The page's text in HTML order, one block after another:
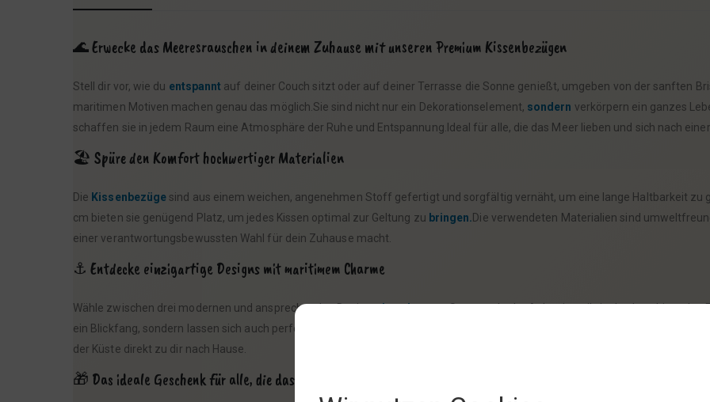
🌊 Erwecke das Meeresrauschen in deinem Zuhause mit unseren Premium Kissenbezügen
Stell dir vor, wie du entspannt auf deiner Couch sitzt oder auf deiner Terrasse die Sonne genießt, umgeben von der sanften
maritimen Motiven machen genau das möglich.Sie sind nicht nur ein Dekorationselement, sondern verkörpern ein ganzes
schaffen sie in jedem Raum eine Atmosphäre der Ruhe und Entspannung.Ideal für alle, die das Meer lieben und sich nach
🏖️ Spüre den Komfort hochwertiger Materialien
Die Kissenbezüge sind aus einem weichen, angenehmen Stoff gefertigt und sorgfältig vernäht, um eine lange Haltbarkeit zu
cm bieten sie genügend Platz, um jedes Kissen optimal zur Geltung zu bringen.Die verwendeten Materialien sind
einer verantwortungsbewussten Wahl für dein Zuhause macht.
⚓ Entdecke einzigartige Designs mit maritimem Charme
Wähle zwischen drei modernen und ansprechenden Designs:Leuchtturm,Steuerrad oder Anker, jeweils in den beruhigenden
ein Blickfang, sondern lassen sich auch perfekt miteinander kombinieren.Ob als stilvolle Dekoration in deinem
auf der
der Küste direkt zu dir nach Hause.
🎁 Das ideale Geschenk für alle, die das Meer lieben